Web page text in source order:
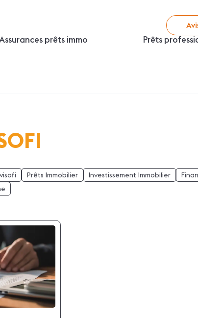
prêts immo Prêts
Prêts Immobilier Investissement Immobilier